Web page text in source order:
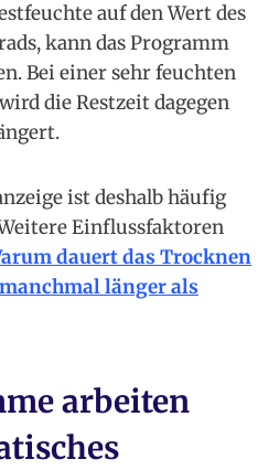
auf den Wert des
kann das Programm
Bei einer sehr feuchten
die Restzeit dagegen
ist deshalb häufig
Einflussfaktoren
dauert das Trocknen
länger als
arbeiten